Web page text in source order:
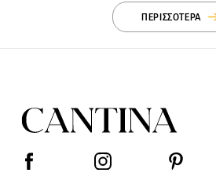
ΠΕΡΙΣΣΟΤΕΡΑ